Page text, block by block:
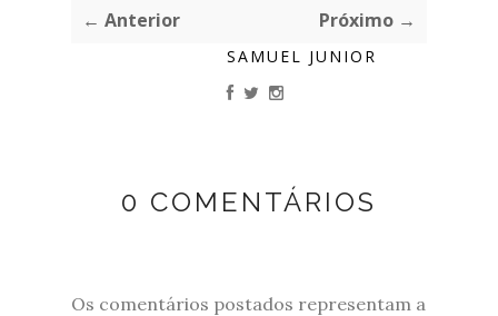
← Anterior Próximo →
SAMUEL JUNIOR
0 COMENTÁRIOS
Os comentários postados representam a